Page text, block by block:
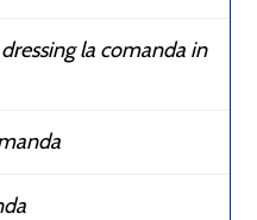
la comanda in